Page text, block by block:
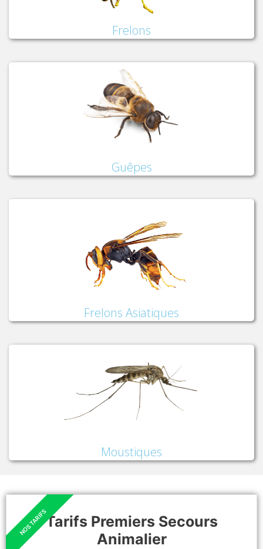
Frelons
Guêpes
Frelons Asiatiques
Moustiques
Tarifs Premiers Secours
Animalier